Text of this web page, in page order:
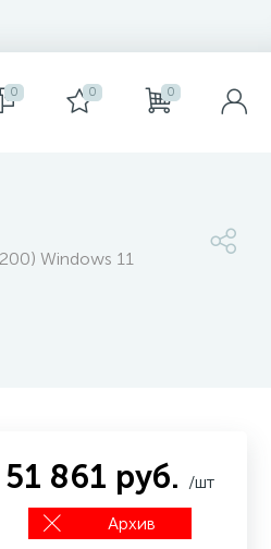
0 0 0
Windows 11
51 861 руб. /шт
Архив